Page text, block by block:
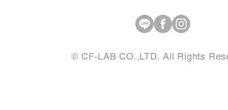
© CF-LAB CO.,LTD. All Rights